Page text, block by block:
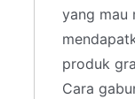
yang mau
produk
Cara